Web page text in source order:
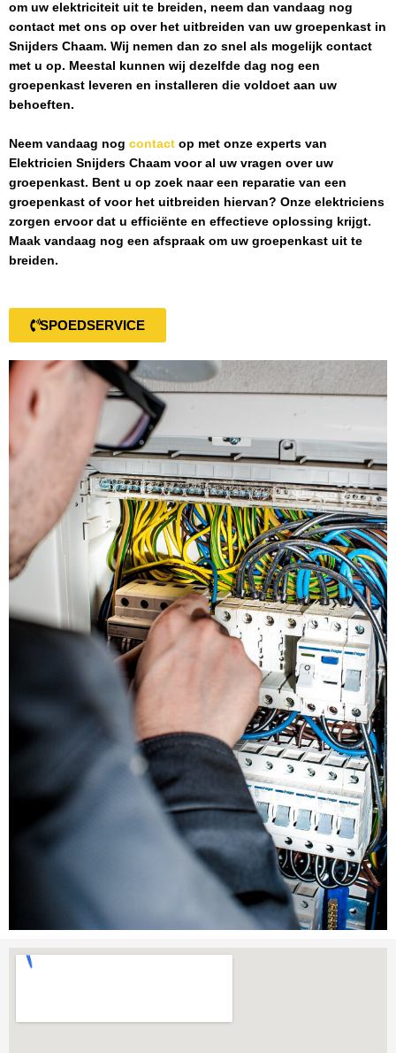
om uw elektriciteit uit te breiden, neem dan vandaag nog
contact met ons op over het uitbreiden van uw groepenkast in
Snijders Chaam. Wij nemen dan zo snel als mogelijk contact
met u op. Meestal kunnen wij dezelfde dag nog een
groepenkast leveren en installeren die voldoet aan uw
behoeften.
Neem vandaag nog contact op met onze experts van
Elektricien Snijders Chaam voor al uw vragen over uw
groepenkast. Bent u op zoek naar een reparatie van een
groepenkast of voor het uitbreiden hiervan? Onze elektriciens
zorgen ervoor dat u efficiënte en effectieve oplossing krijgt.
Maak vandaag nog een afspraak om uw groepenkast uit te
breiden.
SPOEDSERVICE